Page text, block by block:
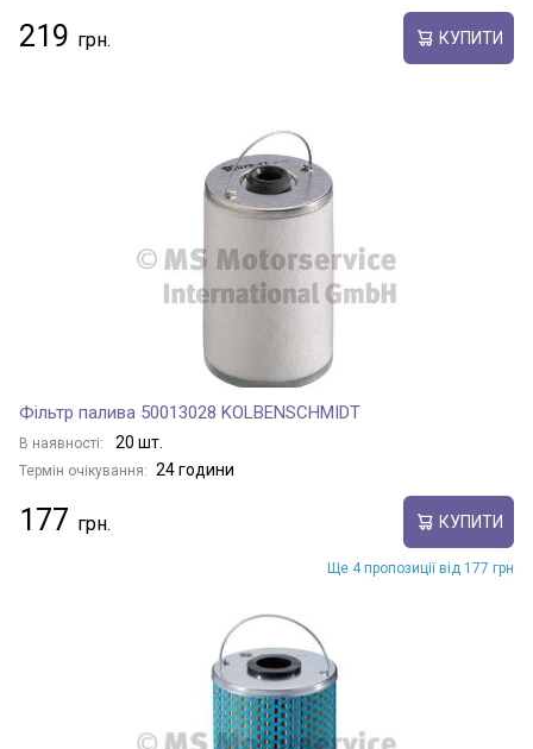
219 КУПИТИ
Фільтр палива 50013028 KOLBENSCHMIDT
В наявності: 20 шт.
Термін очікування: 24 години
177 КУПИТИ
Ще 4 пропозиції від 177 грн